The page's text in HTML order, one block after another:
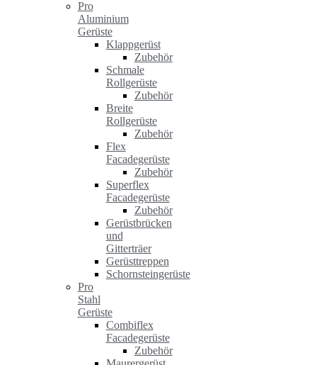
Pro
Aluminium
Gerüste
Klappgerüst
Zubehör
Schmale
Rollgerüste
Zubehör
Breite
Rollgerüste
Zubehör
Flex
Facadegerüste
Zubehör
Superflex
Facadegerüste
Zubehör
Gerüstbrücken
und
Gitterträer
Gerüsttreppen
Schornsteingerüste
Pro
Stahl
Gerüste
Combiflex
Facadegerüste
Zubehör